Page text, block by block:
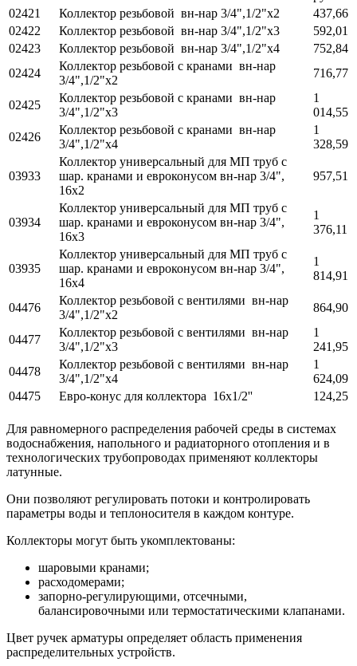
02421
Коллектор резьбовой вн-нар 3/4",1/2"х2
437,66
02422
Коллектор резьбовой вн-нар 3/4",1/2"х3
592,01
02423
Коллектор резьбовой вн-нар 3/4",1/2"х4
752,84
02424
Коллектор резьбовой с кранами вн-нар
3/4",1/2"х2
716,77
02425
Коллектор резьбовой с кранами вн-нар
3/4",1/2"х3
1
014,55
02426
Коллектор резьбовой с кранами вн-нар
3/4",1/2"х4
1
328,59
03933
Коллектор универсальный для МП труб с
шар. кранами и евроконусом вн-нар 3/4",
16x2
957,51
03934
Коллектор универсальный для МП труб с
шар. кранами и евроконусом вн-нар 3/4",
16x3
1
376,11
03935
Коллектор универсальный для МП труб с
шар. кранами и евроконусом вн-нар 3/4",
16x4
1
814,91
04476
Коллектор резьбовой с вентилями вн-нар
3/4",1/2"x2
864,90
04477
Коллектор резьбовой с вентилями вн-нар
3/4",1/2"x3
1
241,95
04478
Коллектор резьбовой с вентилями вн-нар
3/4",1/2"x4
1
624,09
04475
Евро-конус для коллектора 16х1/2'' 124,25
Для равномерного распределения рабочей среды в системах
водоснабжения, напольного и радиаторного отопления и в
технологических трубопроводах применяют коллекторы
латунные.
Они позволяют регулировать потоки и контролировать
параметры воды и теплоносителя в каждом контуре.
Коллекторы могут быть укомплектованы:
шаровыми кранами;
расходомерами;
запорно-регулирующими, отсечными,
балансировочными или термостатическими клапанами.
Цвет ручек арматуры определяет область применения
распределительных устройств.